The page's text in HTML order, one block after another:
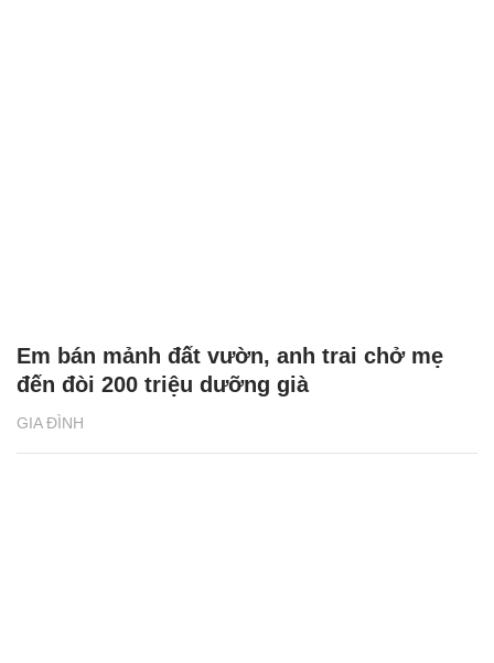
GIA ĐÌNH
Em bán mảnh đất vườn, anh trai chở mẹ
đến đòi 200 triệu dưỡng già